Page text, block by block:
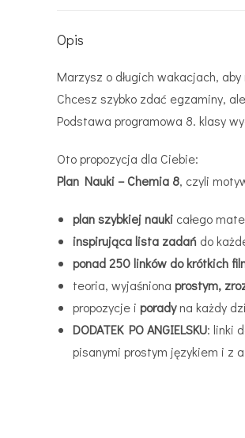
Opis
Marzysz o długich wakacjach,
Chcesz szybko zdać egzaminy,
Podstawa programowa 8. klasy
Oto propozycja dla Ciebie:
Plan Nauki – Chemia 8, czyli
plan szybkiej nauki całego
inspirująca lista zadań do
ponad 250 linków do krótkich
teoria, wyjaśniona prostym,
propozycje i poradyna każdy
DODATEK PO ANGIELSKU: linki
pisanymi prostym językiem i z